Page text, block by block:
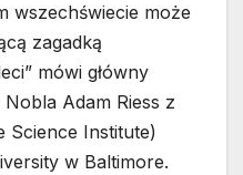
wszechświecie może
zagadką
mówi główny
Adam Riess z
Science Institute)
w Baltimore.